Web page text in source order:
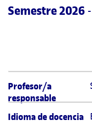
Semestre 2026
Profesor/a
responsable
Idioma de docencia